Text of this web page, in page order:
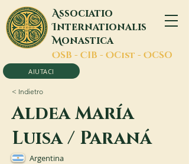
Associatio
Internationalis
Monastica
OSB - CIB - OCist - OCSO
AIUTACI
< Indietro
Aldea María
Luisa / Paraná
Argentina